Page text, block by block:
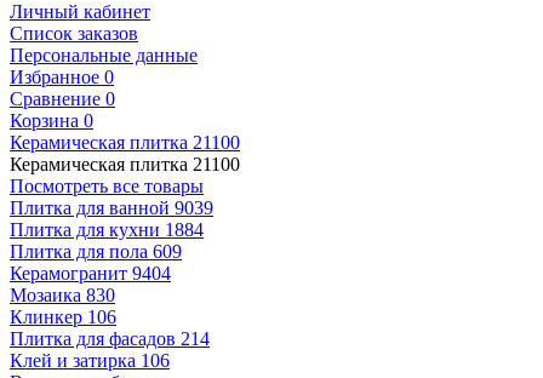
Личный кабинет
Список заказов
Персональные данные
Избранное 0
Сравнение 0
Корзина 0
Керамическая плитка 21100
Керамическая плитка 21100
Посмотреть все товары
Плитка для ванной 9039
Плитка для кухни 1884
Плитка для пола 609
Керамогранит 9404
Мозаика 830
Клинкер 106
Плитка для фасадов 214
Клей и затирка 106